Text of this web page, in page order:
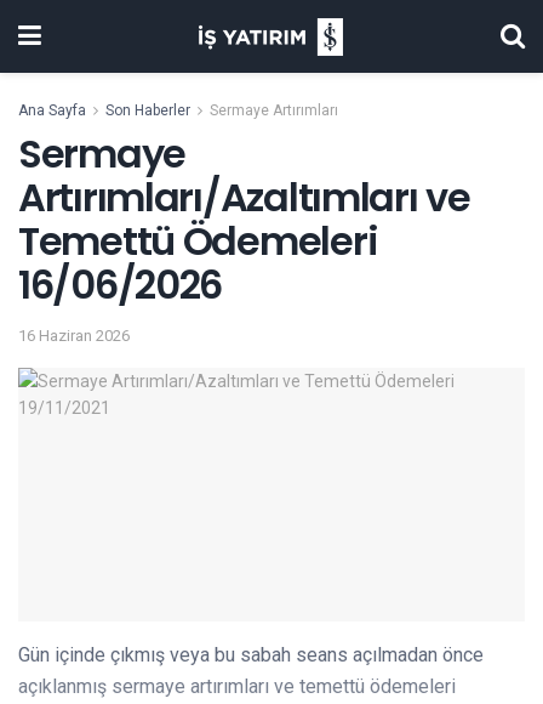
Ana Sayfa Son Haberler Sermaye Artırımları
Sermaye
Artırımları/Azaltımları ve
Temettü Ödemeleri
16/06/2026
16 Haziran 2026
Gün içinde çıkmış veya bu sabah seans açılmadan önce
açıklanmış sermaye artırımları ve temettü ödemeleri